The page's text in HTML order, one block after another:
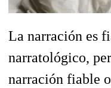
La narración es
narratológico,
narración fiable